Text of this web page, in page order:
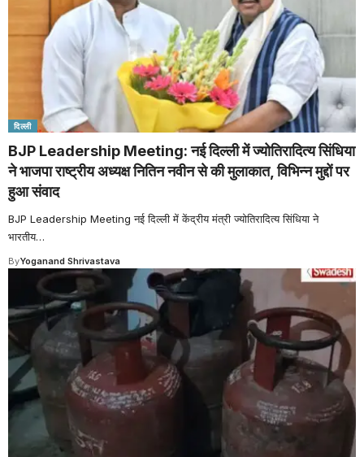
दिल्ली
BJP Leadership Meeting: नई दिल्ली में ज्योतिरादित्य सिंधिया
ने भाजपा राष्ट्रीय अध्यक्ष नितिन नवीन से की मुलाकात, विभिन्न मुद्दों पर
हुआ संवाद
BJP Leadership Meeting नई दिल्ली में केंद्रीय मंत्री ज्योतिरादित्य सिंधिया ने
भारतीय…
ByYoganand Shrivastava